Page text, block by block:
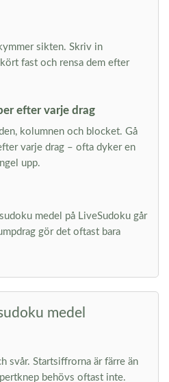
sikten. Skriv in
fast och rensa dem efter
efter varje drag
kolumnen och blocket. Gå
varje drag – ofta dyker en
upp.
medel på LiveSudoku går
gör det oftast bara
medel
svår. Startsiffrorna är färre än
behövs oftast inte.